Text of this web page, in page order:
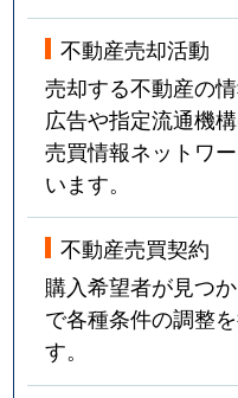
不動産売却活動
売却する不動産の
広告や指定流通機
売買情報ネットワ
います。
不動産売買契約
購入希望者が見つ
で各種条件の調整
す。